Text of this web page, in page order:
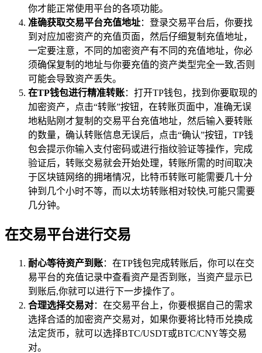
你才能正常使用平台的各项功能。
准确获取交易平台充值地址：登录交易平台后，你要找
到对应加密资产的充值页面，然后仔细复制充值地址，
一定要注意，不同的加密资产有不同的充值地址，你必
须确保复制的地址与你要充值的资产类型完全一致,否则
可能会导致资产丢失。
在TP钱包进行精准转账：打开TP钱包，找到你要取现的
加密资产，点击“转账”按钮，在转账页面中，准确无误
地粘贴刚才复制的交易平台充值地址，然后输入要转账
的数量，确认转账信息无误后，点击“确认”按钮，TP钱
包会提示你输入支付密码或进行指纹验证等操作，完成
验证后，转账交易就会开始处理，转账所需的时间取决
于区块链网络的拥堵情况，比特币转账可能需要几十分
钟到几个小时不等，而以太坊转账相对较快,可能只需要
几分钟。
在交易平台进行交易
耐心等待资产到账：在TP钱包完成转账后，你可以在交
易平台的充值记录中查看资产是否到账，当资产显示已
到账后,你就可以进行下一步操作了。
合理选择交易对：在交易平台上，你要根据自己的需求
选择合适的加密资产交易对，如果你要将比特币兑换成
法定货币，就可以选择BTC/USDT或BTC/CNY等交易
对。